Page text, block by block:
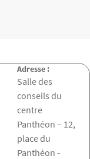
Adresse :
Salle des
conseils du
centre
Panthéon – 12,
place du
Panthéon -